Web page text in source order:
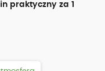
praktyczny za 1